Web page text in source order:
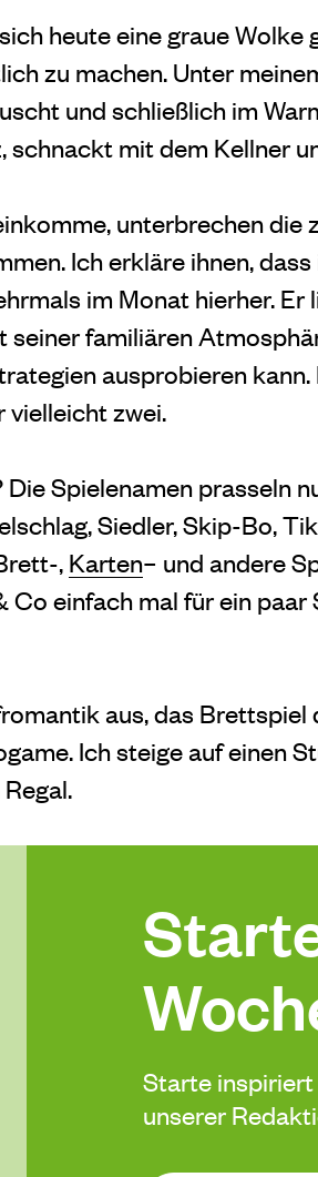
heute eine graue Wolke
zu machen. Unter
und schließlich im
schnackt mit dem Kellner
unterbrechen die
Ich erkläre ihnen,
im Monat hierher. Er
familiären
ausprobieren
vielleicht zwei.
Spielenamen prasseln
Siedler, Skip-Bo,
, Karten– und andere
Co einfach mal für ein paar
aus, das
Ich steige auf einen
Starte inspiriert
unserer